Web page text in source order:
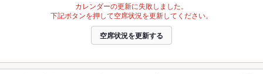
カレンダーの更新に失敗しました。
下記ボタンを押して空席状況を更新してください。
空席状況を更新する